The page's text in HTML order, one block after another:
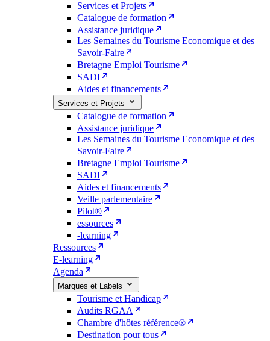
Services et Projets
Catalogue de formation
Assistance juridique
Les Semaines du Tourisme Economique et des
Savoir-Faire
Bretagne Emploi Tourisme
SADI
Aides et financements
Services et Projets
Catalogue de formation
Assistance juridique
Les Semaines du Tourisme Economique et des
Savoir-Faire
Bretagne Emploi Tourisme
SADI
Aides et financements
Veille parlementaire
Pilot®
essources
-learning
Ressources
E-learning
Agenda
Marques et Labels
Tourisme et Handicap
Audits RGAA
Chambre d'hôtes référence®
Destination pour tous